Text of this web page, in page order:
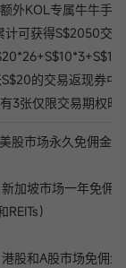
外KOL专属牛牛手办
计可获得S$2050交
的交易返现券中
3张仅限交易期权时
美股市场永久免佣金
新加坡市场一年免佣
REITs）
港股和A股市场免佣